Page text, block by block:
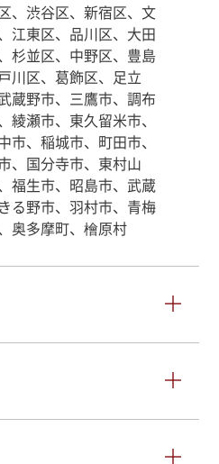
、渋谷区、新宿区、文
江東区、品川区、大田
杉並区、中野区、豊島
川区、葛飾区、足立
蔵野市、三鷹市、調布
綾瀬市、東久留米市、
、稲城市、町田市、
、国分寺市、東村山
福生市、昭島市、武蔵
る野市、羽村市、青梅
奥多摩町、檜原村